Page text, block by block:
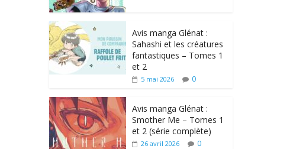
Avis manga Glénat :
Sahashi et les créatures
fantastiques – Tomes 1
et 2
5 mai 2026 0
Avis manga Glénat :
Smother Me – Tomes 1
et 2 (série complète)
26 avril 2026 0